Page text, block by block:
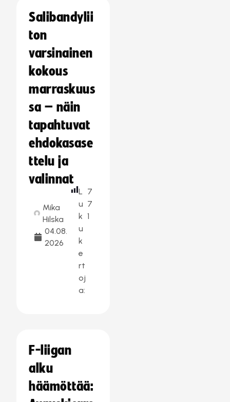
Salibandylii
ton
varsinainen
kokous
marraskuus
sa – näin
tapahtuvat
ehdokasase
ttelu ja
valinnat
Mika
Hilska
04.08.
2026
L
u
k
u
k
e
rt
oj
a:
7
7
1
F-liigan
alku
häämöttää: